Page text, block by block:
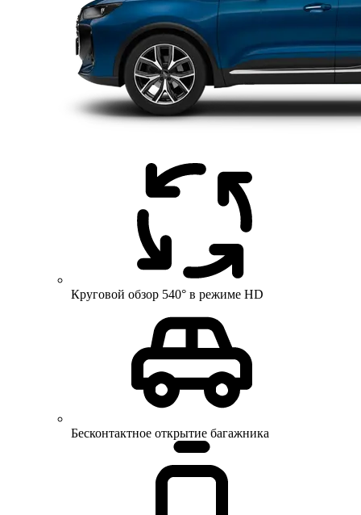
Круговой обзор 540° в режиме HD
Бесконтактное открытие багажника